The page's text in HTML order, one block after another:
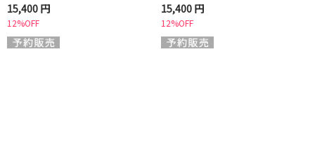
15,400 円
12%OFF
15,400 円
12%OFF